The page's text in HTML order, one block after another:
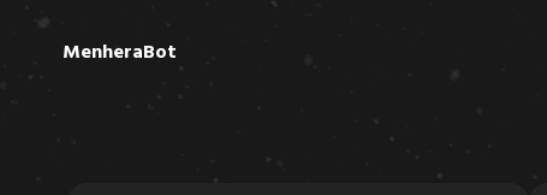
MenheraBot